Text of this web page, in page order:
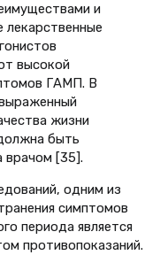
и
лекарственные
высокой
ГАМП. В
жизни
быть
врачом [35].
одним из
симптомов
периода является
противопоказаний.